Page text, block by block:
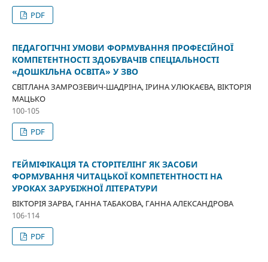
PDF
ПЕДАГОГІЧНІ УМОВИ ФОРМУВАННЯ ПРОФЕСІЙНОЇ
КОМПЕТЕНТНОСТІ ЗДОБУВАЧІВ СПЕЦІАЛЬНОСТІ
«ДОШКІЛЬНА ОСВІТА» У ЗВО
СВІТЛАНА ЗАМРОЗЕВИЧ-ШАДРІНА, ІРИНА УЛЮКАЄВА, ВІКТОРІЯ
МАЦЬКО
100-105
PDF
ГЕЙМІФІКАЦІЯ ТА СТОРІТЕЛІНГ ЯК ЗАСОБИ
ФОРМУВАННЯ ЧИТАЦЬКОЇ КОМПЕТЕНТНОСТІ НА
УРОКАХ ЗАРУБІЖНОЇ ЛІТЕРАТУРИ
ВІКТОРІЯ ЗАРВА, ГАННА ТАБАКОВА, ГАННА АЛЕКСАНДРОВА
106-114
PDF